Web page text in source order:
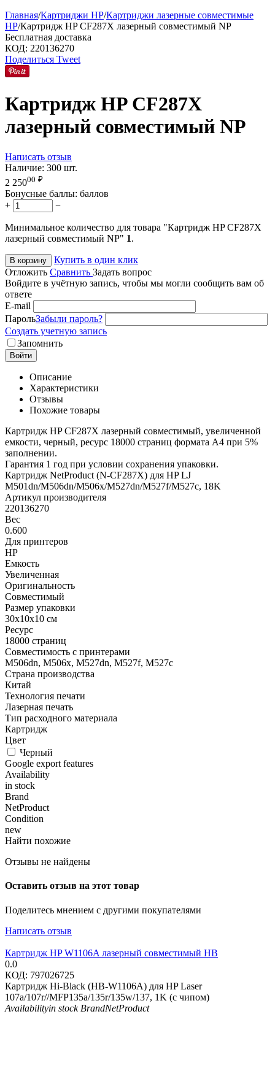
Главная/Картриджи HP/Картриджи лазерные совместимые
HP/Картридж HP CF287X лазерный совместимый NP
Бесплатная доставка
КОД: 220136270
Поделиться Tweet
Картридж HP CF287X
лазерный совместимый NP
Написать отзыв
Наличие: 300 шт.
2 25000 ₽
Бонусные баллы: баллов
+
−
Минимальное количество для товара "Картридж HP CF287X
лазерный совместимый NP" 1.
В корзину
Купить в один клик
Отложить Сравнить Задать вопрос
Войдите в учётную запись, чтобы мы могли сообщить вам об
ответе
E-mail
ПарольЗабыли пароль?
Создать учетную запись
Запомнить
Войти
Описание
Характеристики
Отзывы
Похожие товары
Картридж HP CF287X лазерный совместимый, увеличенной
емкости, черный, ресурс 18000 страниц формата А4 при 5%
заполнении.
Гарантия 1 год при условии сохранения упаковки.
Картридж NetProduct (N-CF287X) для HP LJ
M501dn/M506dn/M506x/M527dn/M527f/M527c, 18K
Артикул производителя
220136270
Вес
0.600
Для принтеров
HP
Емкость
Увеличенная
Оригинальность
Совместимый
Размер упаковки
30x10x10 см
Ресурс
18000 страниц
Совместимость с принтерами
M506dn, M506x, M527dn, M527f, M527c
Страна производства
Китай
Технология печати
Лазерная печать
Тип расходного материала
Картридж
Цвет
Черный
Google export features
Availability
in stock
Brand
NetProduct
Condition
new
Найти похожие
Отзывы не найдены
Оставить отзыв на этот товар
Поделитесь мнением с другими покупателями
Написать отзыв
Картридж HP W1106A лазерный совместимый HB
0.0
КОД: 797026725
Картридж Hi-Black (HB-W1106A) для HP Laser
107a/107r//MFP135a/135r/135w/137, 1K (с чипом)
Availabilityin stock BrandNetProduct